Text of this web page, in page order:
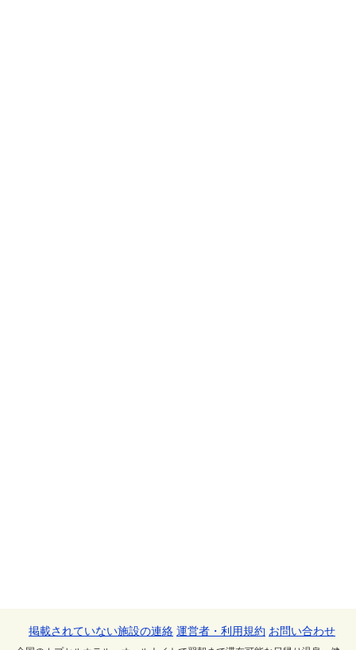
掲載されていない施設の連絡 運営者・利用規約 お問い合わせ